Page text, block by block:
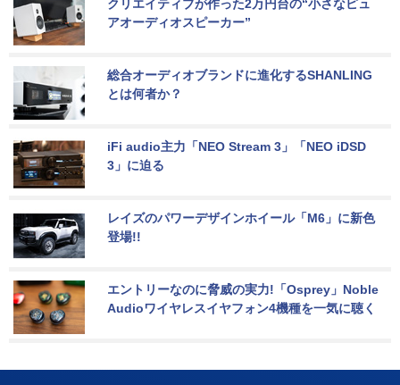
クリエイティブが作った2万円台の“小さなピュ
アオーディオスピーカー”
総合オーディオブランドに進化するSHANLING
とは何者か？
iFi audio主力「NEO Stream 3」「NEO iDSD
3」に迫る
レイズのパワーデザインホイール「M6」に新色
登場!!
エントリーなのに脅威の実力!「Osprey」Noble
Audioワイヤレスイヤフォン4機種を一気に聴く